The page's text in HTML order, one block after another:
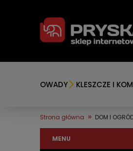
OWADY KLESZCZE I
Strona główna » DOM I
MENU